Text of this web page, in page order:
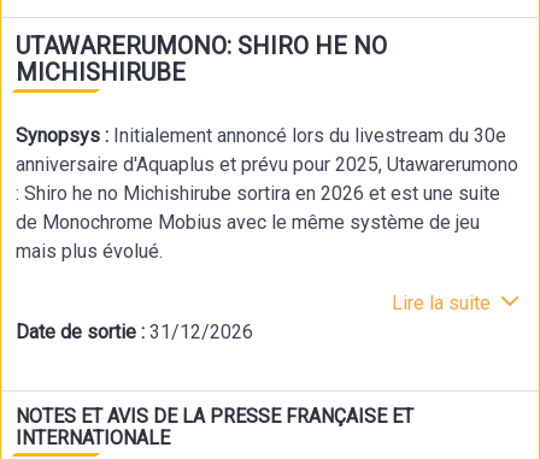
UTAWARERUMONO: SHIRO HE NO
MICHISHIRUBE
Synopsys : Initialement annoncé lors du livestream du 30e
anniversaire d'Aquaplus et prévu pour 2025, Utawarerumono
: Shiro he no Michishirube sortira en 2026 et est une suite
de Monochrome Mobius avec le même système de jeu
mais plus évolué.
Lire la suite
Date de sortie : 31/12/2026
NOTES ET AVIS DE LA PRESSE FRANÇAISE ET
INTERNATIONALE